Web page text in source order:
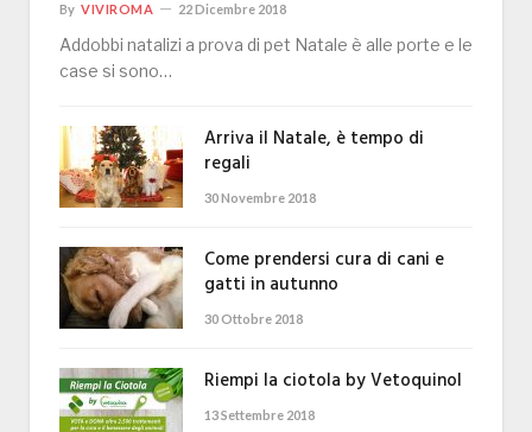
By VIVIROMA 22 Dicembre 2018
Addobbi natalizi a prova di pet Natale è alle porte e le
case si sono…
Arriva il Natale, è tempo di
regali
30 Novembre 2018
Come prendersi cura di cani e
gatti in autunno
30 Ottobre 2018
Riempi la ciotola by Vetoquinol
13 Settembre 2018